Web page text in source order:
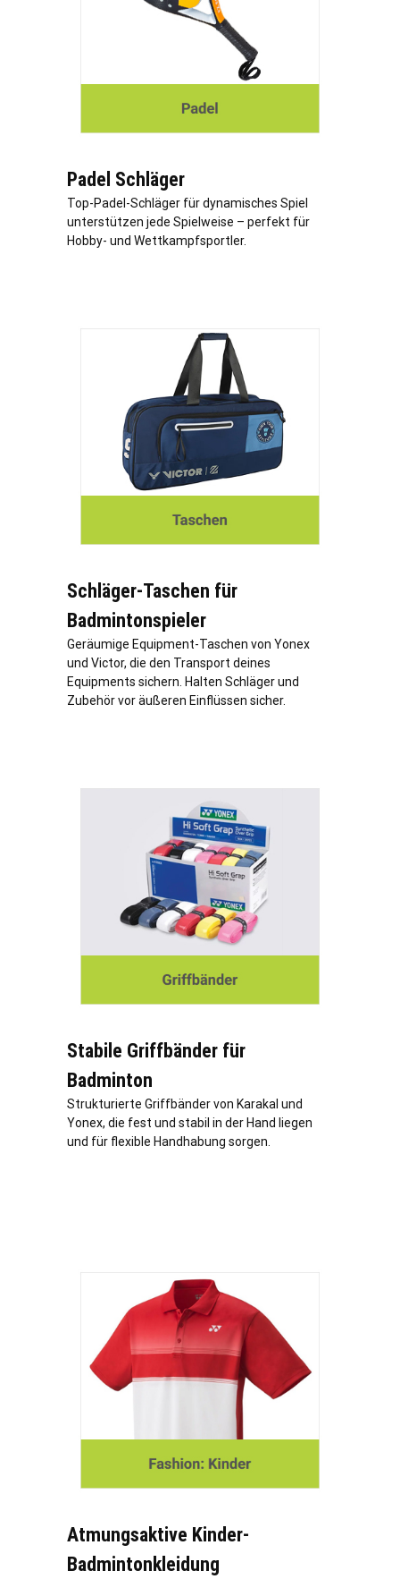
Padel Schläger
Top-Padel-Schläger für dynamisches Spiel
unterstützen jede Spielweise – perfekt für
Hobby- und Wettkampfsportler.
Schläger-Taschen für
Badmintonspieler
Geräumige Equipment-Taschen von Yonex
und Victor, die den Transport deines
Equipments sichern. Halten Schläger und
Zubehör vor äußeren Einflüssen sicher.
Stabile Griffbänder für
Badminton
Strukturierte Griffbänder von Karakal und
Yonex, die fest und stabil in der Hand liegen
und für flexible Handhabung sorgen.
Atmungsaktive Kinder-
Badmintonkleidung